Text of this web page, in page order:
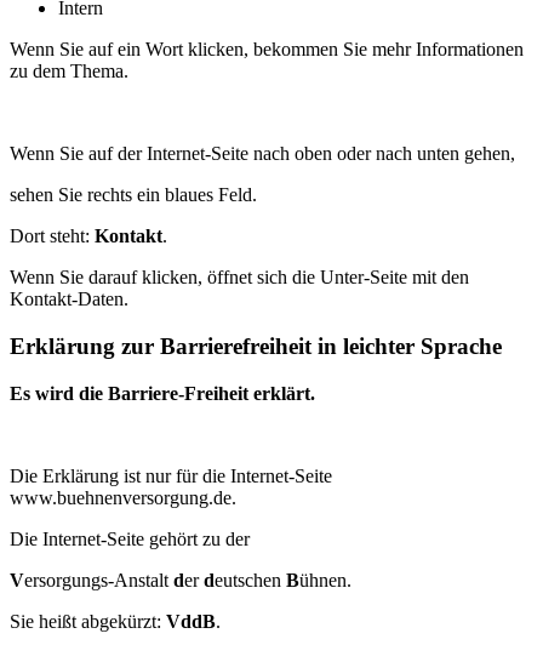
Intern
Wenn Sie auf ein Wort klicken, bekommen Sie mehr Informationen
zu dem Thema.
Wenn Sie auf der Internet-Seite nach oben oder nach unten gehen,
sehen Sie rechts ein blaues Feld.
Dort steht: Kontakt.
Wenn Sie darauf klicken, öffnet sich die Unter-Seite mit den
Kontakt-Daten.
Erklärung zur Barrierefreiheit in leichter Sprache
Es wird die Barriere-Freiheit erklärt.
Die Erklärung ist nur für die Internet-Seite
www.buehnenversorgung.de.
Die Internet-Seite gehört zu der
Versorgungs-Anstalt derdeutschen Bühnen.
Sie heißt abgekürzt: VddB.